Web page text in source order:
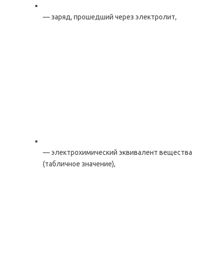
— заряд, прошедший через электролит,
— электрохимический эквивалент вещества
(табличное значение),